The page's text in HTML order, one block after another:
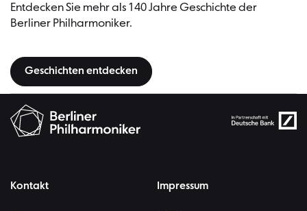
Entdecken Sie mehr als 140 Jahre Geschichte der
Berliner Philharmoniker.
Geschichten entdecken
Kontakt Impressum